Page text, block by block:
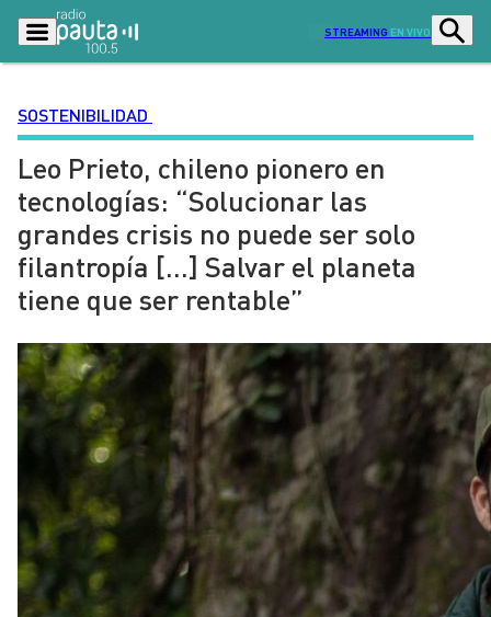
STREAMING EN VIVO
Podcasts
Lo Último
Ciudad Economía
Radio en vivo
Entretención y Cultura Opinión
Dato en Pauta Señal 2
Contenido Patrocinado
SOSTENIBILIDAD
Leo Prieto, chileno pionero en
tecnologías: “Solucionar las
grandes crisis no puede ser solo
filantropía […] Salvar el planeta
tiene que ser rentable”